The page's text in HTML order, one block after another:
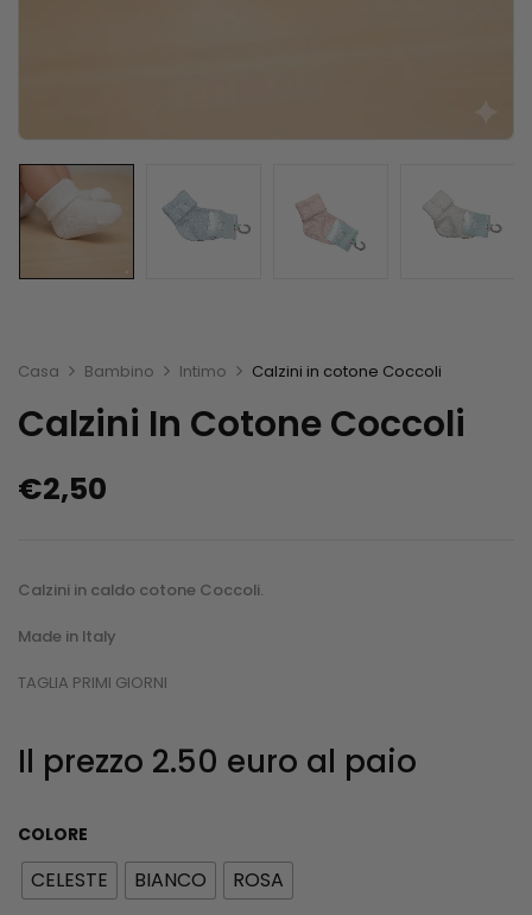
Casa Bambino Intimo Calzini in cotone Coccoli
Calzini In Cotone Coccoli
€2,50
Calzini in caldo cotone Coccoli.
Made in Italy
TAGLIA PRIMI GIORNI
Il prezzo 2.50 euro al paio
COLORE
CELESTE BIANCO ROSA